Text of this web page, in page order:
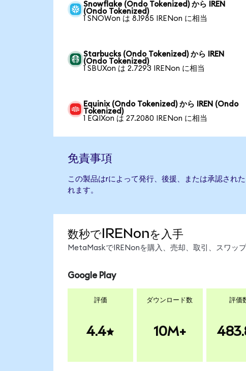
Snowflake (Ondo Tokenized) から IREN
(Ondo Tokenized)
1 SNOWon は 8.1985 IRENon に相当
Starbucks (Ondo Tokenized) から IREN
(Ondo Tokenized)
1 SBUXon は 2.7293 IRENon に相当
Equinix (Ondo Tokenized) から IREN (Ondo
Tokenized)
1 EQIXon は 27.2080 IRENon に相当
免責事項
この製品はrによって発行、後援、または承認され
れます。
数秒でIRENonを入手
MetaMaskでIRENonを購入、売却、取引、スワッ
Google Play
評価
4.4
ダウンロード数
10M+
評価